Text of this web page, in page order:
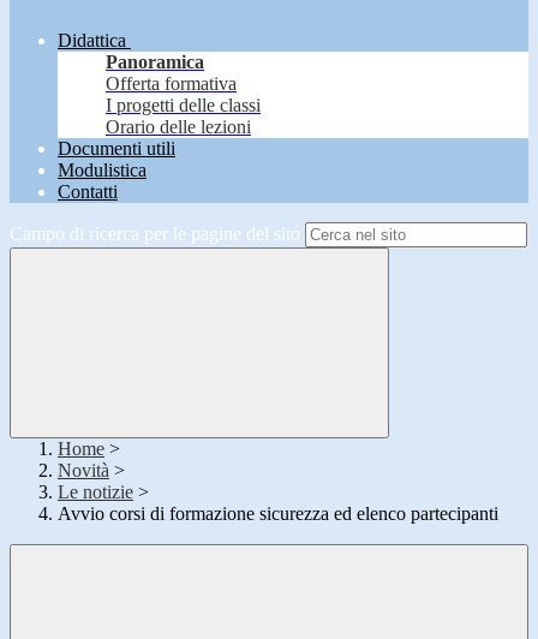
Didattica
Panoramica
Offerta formativa
I progetti delle classi
Orario delle lezioni
Documenti utili
Modulistica
Contatti
Campo di ricerca per le pagine del sito
Home >
Novità >
Le notizie >
Avvio corsi di formazione sicurezza ed elenco partecipanti